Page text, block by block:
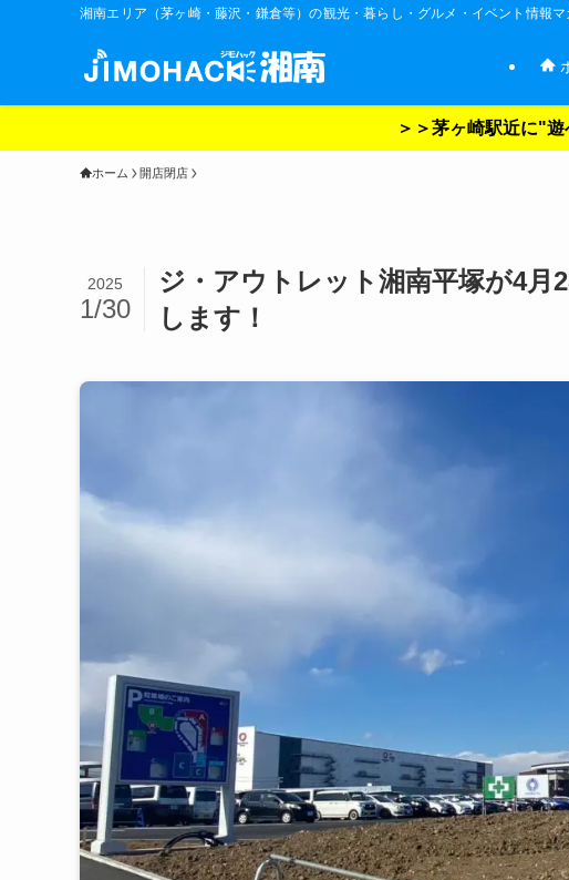
湘南エリア（茅ヶ崎・藤沢・鎌倉等）の観光・暮らし・グルメ・イベント情報マ
＞＞茅ヶ崎駅近に"
ホーム 開店閉店
ジ・アウトレット湘南平塚が4月
します！
2025
1/30